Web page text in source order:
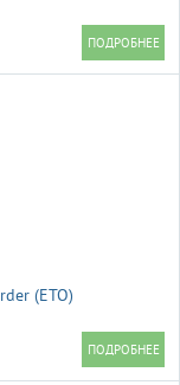
(ETO)